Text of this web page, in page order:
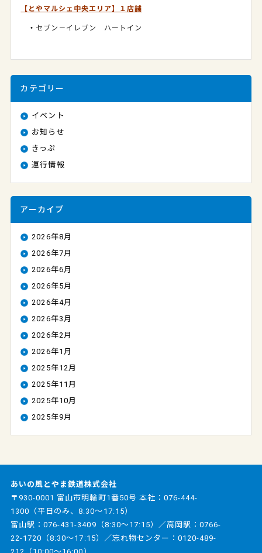
【とやマルシェ中央エリア】１店舗
・ セブン－イレブン ハートイン
カテゴリー
イベント
お知らせ
きっぷ
運行情報
アーカイブ
2026年8月
2026年7月
2026年6月
2026年5月
2026年4月
2026年3月
2026年2月
2026年1月
2025年12月
2025年11月
2025年10月
2025年9月
あいの風とやま鉄道株式会社
〒930-0001 富山市明輪町1番50号 本社： 076-444-
1300 （平日のみ、8:30～17:15）
富山駅：076-431-3409 （8:30～17:15）／高岡駅：0766-
22-1720 （8:30～17:15）／忘れ物センター：0120-489-